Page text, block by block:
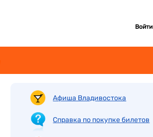
Войти
Афиша Владивостока
Справка по покупке билетов